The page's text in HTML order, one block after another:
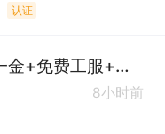
认证
【京东】重货揽派员（五险一金+免费工服+节日福利）
8小时前